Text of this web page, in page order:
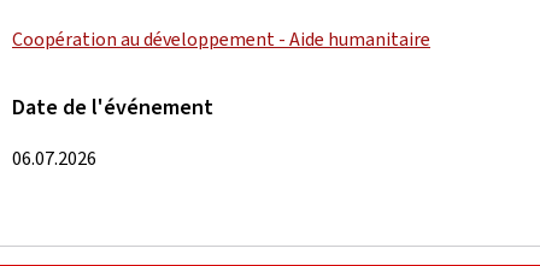
Coopération au développement - Aide humanitaire
Date de l'événement
06.07.2026